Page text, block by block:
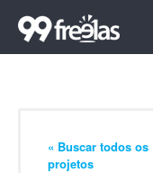
« Buscar todos os
projetos